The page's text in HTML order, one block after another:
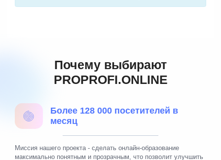
Почему выбирают
PROPROFI.ONLINE
Более 128 000 посетителей в
месяц
Миссия нашего проекта - сделать онлайн-образование
максимально понятным и прозрачным, что позволит улучшить